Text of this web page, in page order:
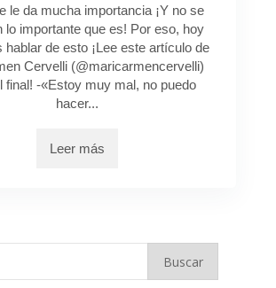
le da mucha importancia ¡Y no se
lo importante que es! Por eso, hoy
hablar de esto ¡Lee este artículo de
Cervelli (@maricarmencervelli)
final! -«Estoy muy mal, no puedo
hacer...
Leer más